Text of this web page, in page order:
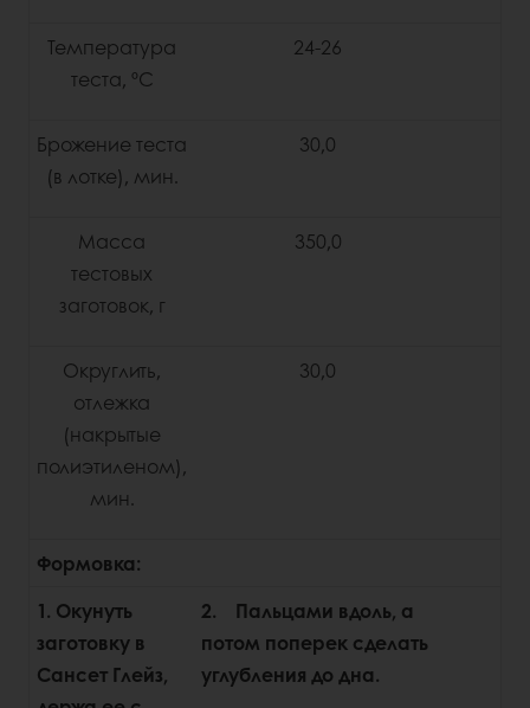
Температура
теста, ºС
24-26
Брожение теста
(в лотке), мин.
30,0
Масса
тестовых
заготовок, г
350,0
Округлить,
отлежка
(накрытые
полиэтиленом),
мин.
30,0
Формовка:
1. Окунуть
заготовку в
Сансет Глейз,
2. Пальцами вдоль, а
потом поперек сделать
углубления до дна.